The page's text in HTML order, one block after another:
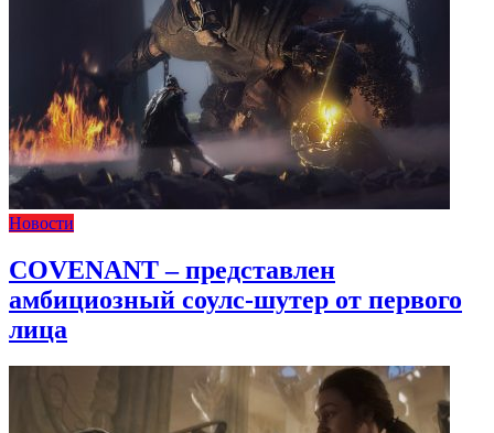
Новости
COVENANT – представлен
амбициозный соулс-шутер от первого
лица